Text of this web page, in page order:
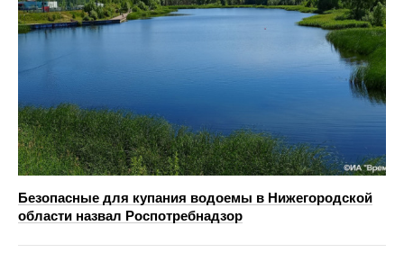
Безопасные для купания водоемы в Нижегородской
области назвал Роспотребнадзор